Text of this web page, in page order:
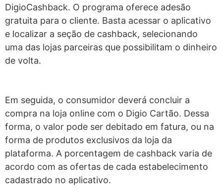
DigioCashback. O programa oferece adesão
gratuita para o cliente. Basta acessar o aplicativo
e localizar a seção de cashback, selecionando
uma das lojas parceiras que possibilitam o dinheiro
de volta.
Em seguida, o consumidor deverá concluir a
compra na loja online com o Digio Cartão. Dessa
forma, o valor pode ser debitado em fatura, ou na
forma de produtos exclusivos da loja da
plataforma. A porcentagem de cashback varia de
acordo com as ofertas de cada estabelecimento
cadastrado no aplicativo.